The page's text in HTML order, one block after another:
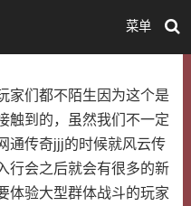
菜单
家们都不陌生因为这个是
触到的，虽然我们不一定
通传奇jjj的时候就风云传
行会之后就会有很多的新
体验大型群体战斗的玩家